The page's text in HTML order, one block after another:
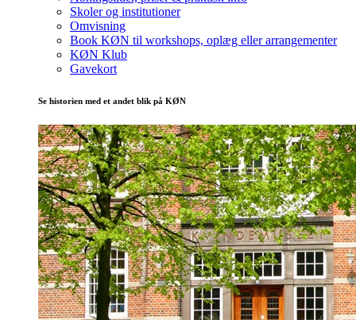
Skoler og institutioner
Omvisning
Book KØN til workshops, oplæg eller arrangementer
KØN Klub
Gavekort
Se historien med et andet blik på KØN